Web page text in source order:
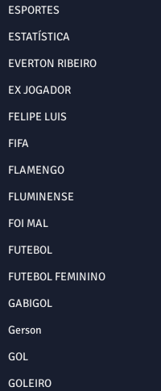
ESPORTES
ESTATÍSTICA
EVERTON RIBEIRO
EX JOGADOR
FELIPE LUIS
FIFA
FLAMENGO
FLUMINENSE
FOI MAL
FUTEBOL
FUTEBOL FEMININO
GABIGOL
Gerson
GOL
GOLEIRO